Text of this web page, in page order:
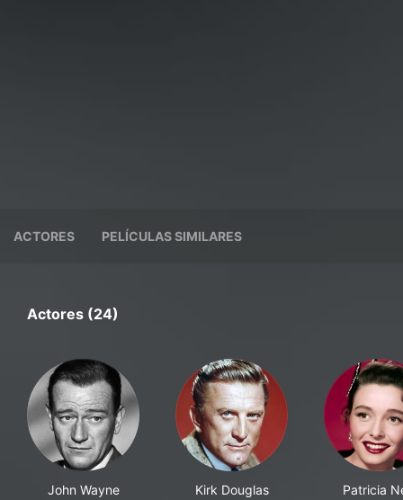
ACTORES PELÍCULAS SIMILARES
Actores (24)
John Wayne
Kirk Douglas
Patricia